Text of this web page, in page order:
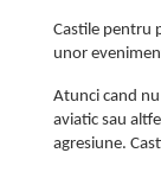
Castile pentru
unor
Atunci cand
aviatic sau
agresiune.